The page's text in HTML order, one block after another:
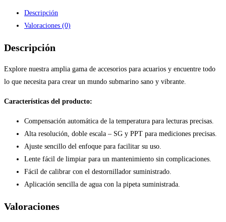
Descripción
Valoraciones (0)
Descripción
Explore nuestra amplia gama de accesorios para acuarios y encuentre todo
lo que necesita para crear un mundo submarino sano y vibrante.
Características del producto:
Compensación automática de la temperatura para lecturas precisas.
Alta resolución, doble escala – SG y PPT para mediciones precisas.
Ajuste sencillo del enfoque para facilitar su uso.
Lente fácil de limpiar para un mantenimiento sin complicaciones.
Fácil de calibrar con el destornillador suministrado.
Aplicación sencilla de agua con la pipeta suministrada.
Valoraciones